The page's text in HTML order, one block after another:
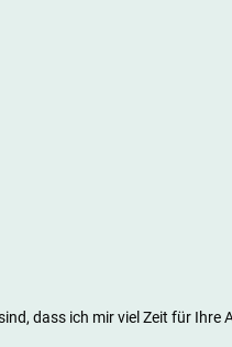
dass ich mir viel Zeit für Ihre